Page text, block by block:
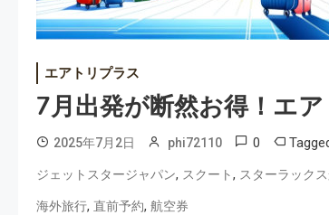
エアトリプラス
7月出発が断然お得！エ
2025年7月2日 phi72110 0
ジェットスタージャパン, スクート, スターラック
海外旅行, 直前予約, 航空券